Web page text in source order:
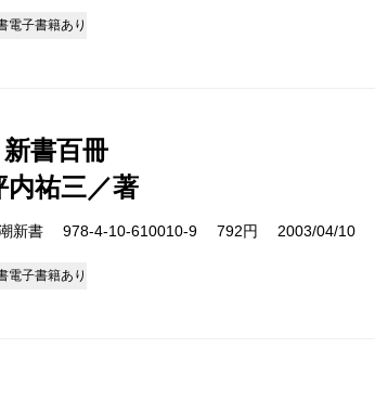
電子書籍あり
新書百冊
内祐三／著
新書 978-4-10-610010-9 792円 2003/04/10
電子書籍あり